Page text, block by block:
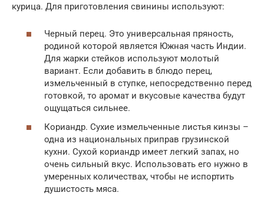
курица. Для приготовления свинины используют:
Черный перец. Это универсальная пряность,
родиной которой является Южная часть Индии.
Для жарки стейков используют молотый
вариант. Если добавить в блюдо перец,
измельченный в ступке, непосредственно перед
готовкой, то аромат и вкусовые качества будут
ощущаться сильнее.
Кориандр. Сухие измельченные листья кинзы –
одна из национальных приправ грузинской
кухни. Сухой кориандр имеет легкий запах, но
очень сильный вкус. Использовать его нужно в
умеренных количествах, чтобы не испортить
душистость мяса.